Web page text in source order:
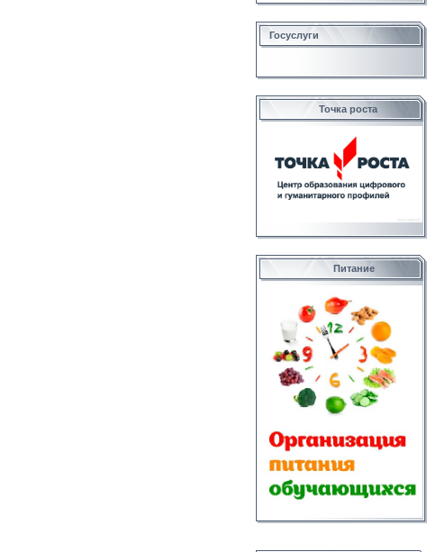
Госуслуги
Точка роста
Питание